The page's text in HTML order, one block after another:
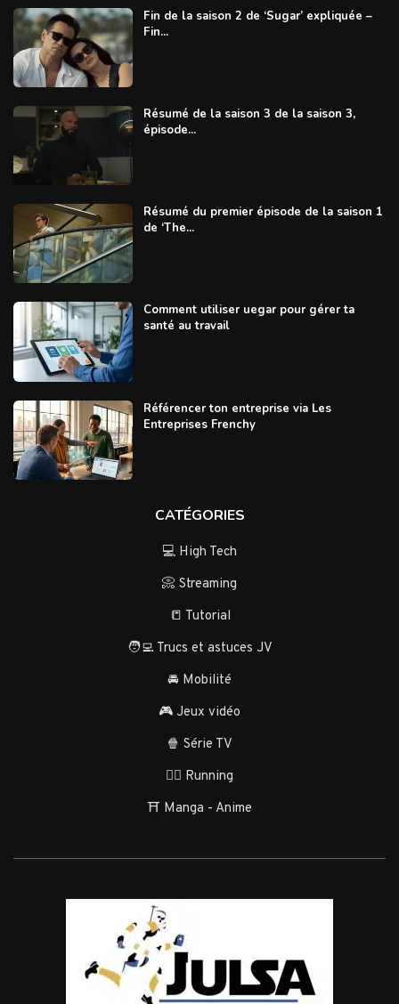
Fin de la saison 2 de ‘Sugar’ expliquée –
Fin...
Résumé de la saison 3 de la saison 3,
épisode...
Résumé du premier épisode de la saison 1
de ‘The...
Comment utiliser uegar pour gérer ta
santé au travail
Référencer ton entreprise via Les
Entreprises Frenchy
CATÉGORIES
💻 High Tech
📀 Streaming
📒 Tutorial
🧑‍💻 Trucs et astuces JV
🚘 Mobilité
🎮 Jeux vidéo
🍿 Série TV
🏃‍♂️ Running
⛩️ Manga - Anime